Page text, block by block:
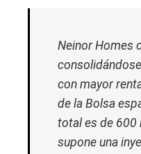
Neinor Homes
con mayor
de la Bolsa
total es de 600
supone una